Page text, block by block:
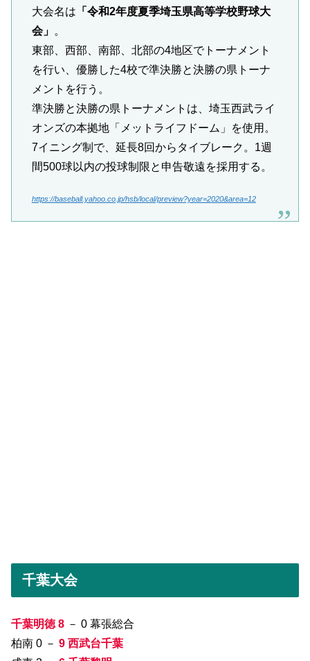
大会名は 「令和2年度夏季埼玉県高等学校野球大
会」 。
東部、西部、南部、北部の4地区でトーナメント
を行い、優勝した4校で準決勝と決勝の県トーナ
メントを行う。
準決勝と決勝の県トーナメントは、埼玉西武ライ
オンズの本拠地「メットライフドーム」を使用。
7イニング制で、延長8回からタイブレーク。1週
間500球以内の投球制限と申告敬遠を採用する。
https://baseball.yahoo.co.jp/hsb/local/preview?year=2020&area=12
千葉大会
千葉明徳 8 － 0 幕張総合
柏南 0 － 9 西武台千葉